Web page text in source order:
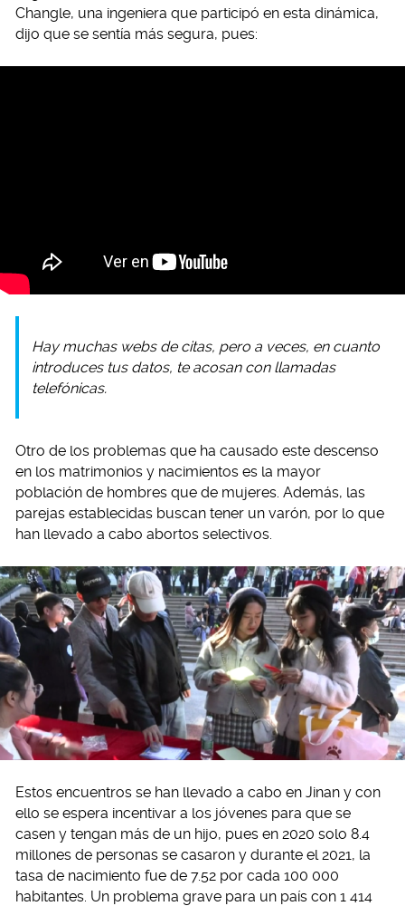
Changle, una ingeniera que participó en esta dinámica,
dijo que se sentía más segura, pues:
Hay muchas webs de citas, pero a veces, en cuanto
introduces tus datos, te acosan con llamadas
telefónicas.
Otro de los problemas que ha causado este descenso
en los matrimonios y nacimientos es la mayor
población de hombres que de mujeres. Además, las
parejas establecidas buscan tener un varón, por lo que
han llevado a cabo abortos selectivos.
Estos encuentros se han llevado a cabo en Jinan y con
ello se espera incentivar a los jóvenes para que se
casen y tengan más de un hijo, pues en 2020 solo 8.4
millones de personas se casaron y durante el 2021, la
tasa de nacimiento fue de 7.52 por cada 100 000
habitantes. Un problema grave para un país con 1 414